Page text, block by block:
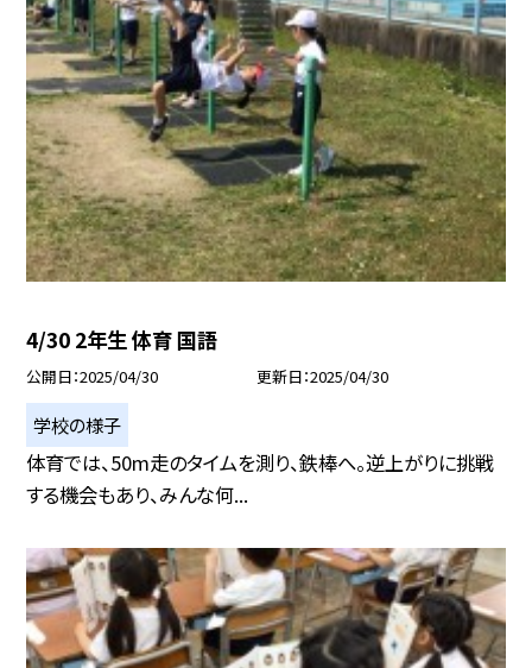
4/30 2年生 体育 国語
公開日 2025/04/30 更新日 2025/04/30
学校の様子
体育では、50m走のタイムを測り、鉄棒へ。逆上がりに挑戦
する機会もあり、みんな何...